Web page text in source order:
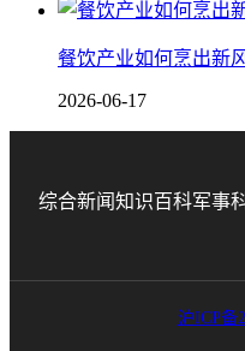
餐饮产业如何烹出新
2026-06-17
综合新闻知识百科军事
沪ICP备